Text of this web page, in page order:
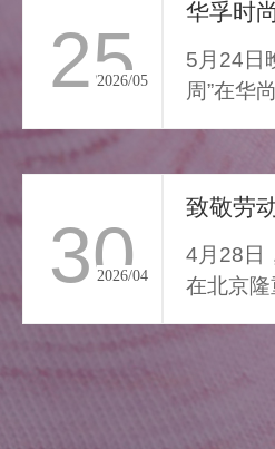
家门，我们亟需“能
绪”的柔色。家居
柔结界”缝进每寸面
逃离，换上这身柔
让外界紧绷沉进居
呼吸慢下来，让家
所有情绪的栖居地。
25
2026/05
华孚时
5月24日
周”在华
30
2026/04
致敬劳
4月28日
在北京